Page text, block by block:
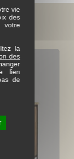
vie
des
la
des
lien
de